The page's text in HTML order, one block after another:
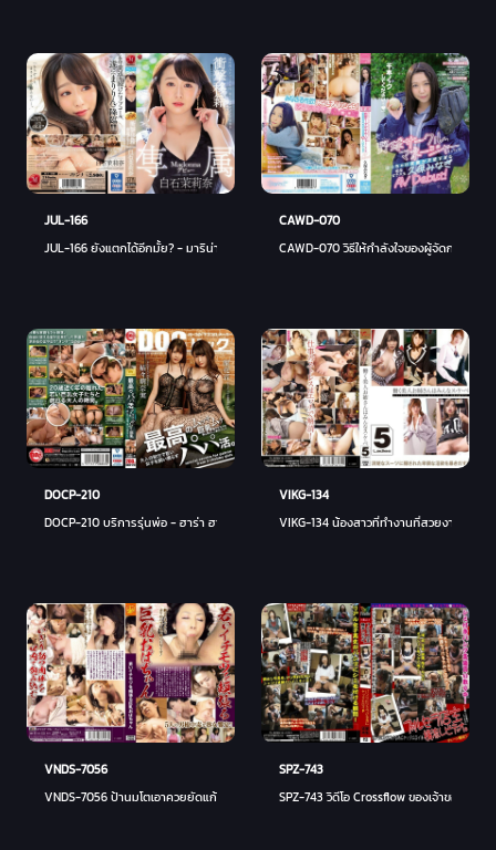
JUL-166
JUL-166 ยังแตกได้อีกมั้ย? - มาริน่า ชิราอิชิ
CAWD-070
CAWD-070 วิธีให้กำลังใจของผู้จัดการ - คุโ
DOCP-210
DOCP-210 บริการรุ่นพ่อ - ฮาร่า ฮานาเนะ
VIKG-134
VIKG-134 น้องสาวที่ทำงานที่สวยงามทั้งหม
VNDS-7056
VNDS-7056 ป้านมโตเอาควยยัดแก้มสาว
SPZ-743
SPZ-743 วิดีโอ Crossflow ของเจ้าของร้า